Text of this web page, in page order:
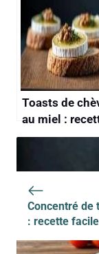
Simple et
Toasts de
au miel :
gourmande
Concentré de
: recette